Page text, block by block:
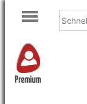
Premium